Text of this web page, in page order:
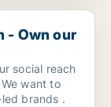
re...
- Own our
social reach
brands .